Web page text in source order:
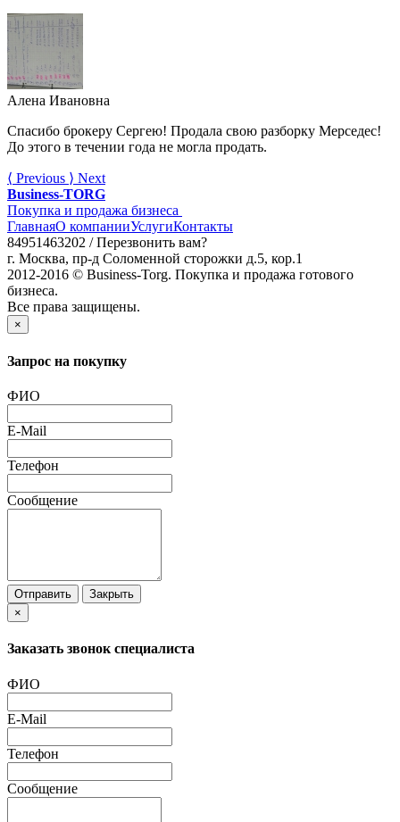
Алена Ивановна
Спасибо брокеру Сергею! Продала свою разборку Мерседес!
До этого в течении года не могла продать.
⟨ Previous ⟩ Next
Business-TORG
Покупка и продажа бизнеса
ГлавнаяО компанииУслугиКонтакты
84951463202 /Перезвонить вам?
г. Москва, пр-д Соломенной сторожки д.5, кор.1
2012-2016 © Business-Torg. Покупка и продажа готового
бизнеса.
Все права защищены.
×
Запрос на покупку
ФИО
E-Mail
Телефон
Сообщение
Отправить
Закрыть
×
Заказать звонок специалиста
ФИО
E-Mail
Телефон
Сообщение